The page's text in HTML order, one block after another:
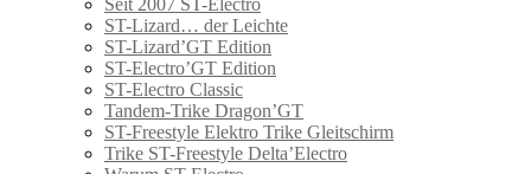
ST-Lizard… der Leichte
ST-Lizard’GT Edition
ST-Electro’GT Edition
ST-Electro Classic
Tandem-Trike Dragon’GT
ST-Freestyle Elektro Trike Gleitschirm
Trike ST-Freestyle Delta’Electro